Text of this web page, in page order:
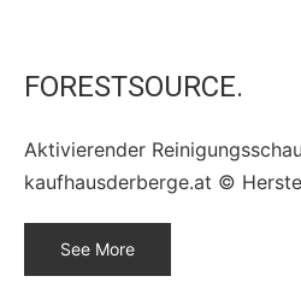
FORESTSOURCE.
Aktivierender
kaufhausderberge.at ©
See More